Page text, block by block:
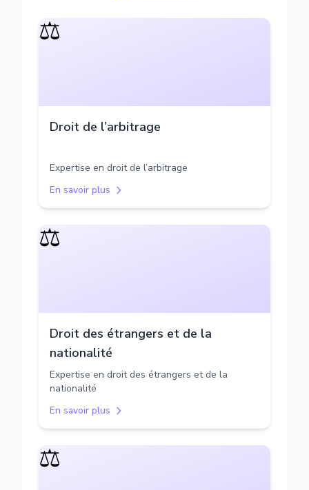
⚖️
Droit de l’arbitrage
Expertise en droit de l’arbitrage
En savoir plus
⚖️
Droit des étrangers et de la
nationalité
Expertise en droit des étrangers et de la
nationalité
En savoir plus
⚖️